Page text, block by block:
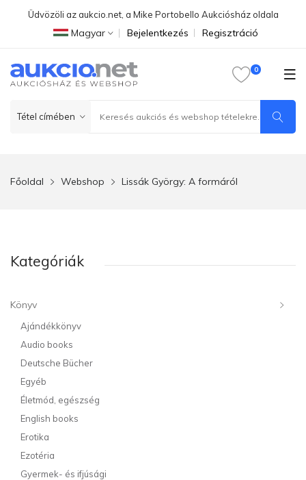
Üdvözöli az aukcio.net, a Mike Portobello Aukciósház oldala
Magyar Bejelentkezés Regisztráció
Főoldal Webshop Lissák György: A formáról
Kategóriák
Könyv
Ajándékkönyv
Audio books
Deutsche Bücher
Egyéb
Életmód, egészség
English books
Erotika
Ezotéria
Gyermek- és ifjúsági